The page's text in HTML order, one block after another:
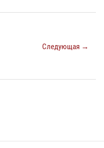
Следующая →